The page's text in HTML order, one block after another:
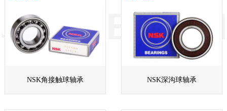
NSK角接触球轴承 NSK深沟球轴承